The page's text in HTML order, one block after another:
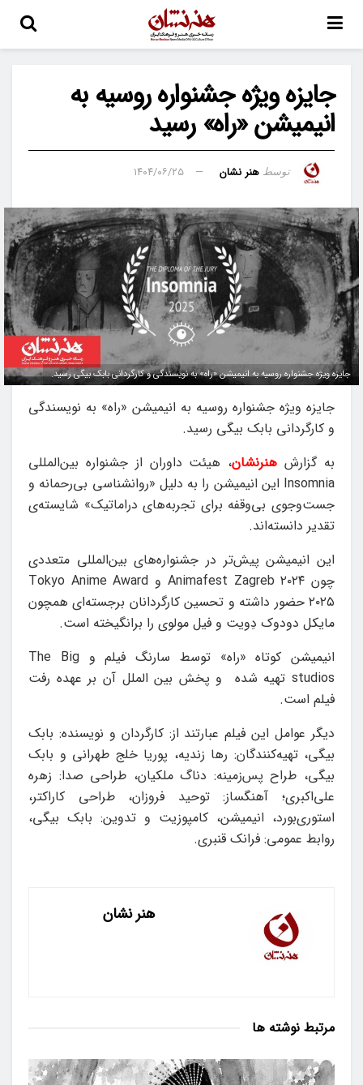
جایزه ویژه جشنواره روسیه به
انیمیشن «راه» رسید
توسط هنر نشان ۱۴۰۴/۰۶/۲۵
جایزه ویژه جشنواره روسیه به انیمیشن «راه» به نویسندگی و کارگردانی بابک بیگی رسید.
جایزه ویژه جشنواره روسیه به انیمیشن «راه» به نویسندگی
و کارگردانی بابک بیگی رسید.
به گزارش هنرنشان، هیئت داوران از جشنواره بین‌المللی
Insomnia این انیمیشن را به دلیل «روانشناسی بی‌رحمانه و
جست‌وجوی بی‌وقفه برای تجربه‌های دراماتیک» شایسته‌ی
تقدیر دانسته‌اند.
این انیمیشن پیش‌تر در جشنواره‌های بین‌المللی متعددی
چون Animafest Zagreb ۲۰۲۴ و Tokyo Anime Award
۲۰۲۵ حضور داشته و تحسین کارگردانان برجسته‌ای همچون
مایکل دودوک دِویت و فیل مولوی را برانگیخته است.
انیمیشن کوتاه «راه» توسط سارنگ فیلم و The Big
studios تهیه شده و پخش بین الملل آن بر عهده رفت
فیلم است.
دیگر عوامل این فیلم عبارتند از: کارگردان و نویسنده: بابک
بیگی، تهیه‌کنندگان: رها زندیه، پوریا خلج طهرانی و بابک
بیگی، طراح پس‌زمینه: دناگ ملکیان، طراحی صدا: زهره
علی‌اکبری؛ آهنگساز: توحید فروزان، طراحی کاراکتر،
استوری‌بورد، انیمیشن، کامپوزیت و تدوین: بابک بیگی،
روابط عمومی: فرانک قنبری.
هنر نشان
مرتبط نوشته ها